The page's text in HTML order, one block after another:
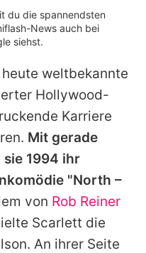
du die spannendsten
News auch bei
siehst.
weltbekannte
Hollywood-
Karriere
Mit gerade
1994 ihr
"North –
von Rob Reiner
Scarlett die
An ihrer Seite